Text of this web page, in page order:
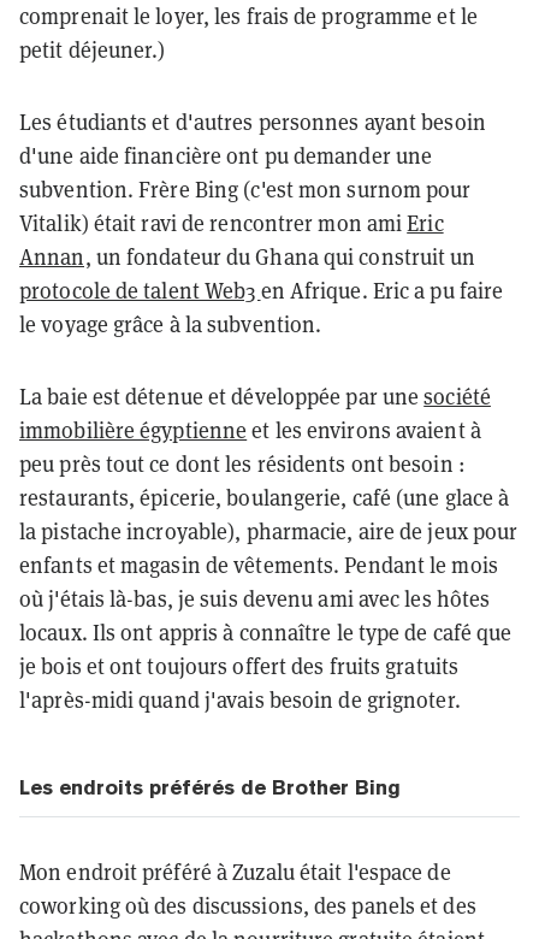
comprenait le loyer, les frais de programme et le
petit déjeuner.)
Les étudiants et d'autres personnes ayant besoin
d'une aide financière ont pu demander une
subvention. Frère Bing (c'est mon surnom pour
Vitalik) était ravi de rencontrer mon amiEric
Annan, un fondateur du Ghana qui construit un
protocole de talent Web3 en Afrique. Eric a pu faire
le voyage grâce à la subvention.
La baie est détenue et développée par unesociété
immobilière égyptienne et les environs avaient à
peu près tout ce dont les résidents ont besoin :
restaurants, épicerie, boulangerie, café (une glace à
la pistache incroyable), pharmacie, aire de jeux pour
enfants et magasin de vêtements. Pendant le mois
où j'étais là-bas, je suis devenu ami avec les hôtes
locaux. Ils ont appris à connaître le type de café que
je bois et ont toujours offert des fruits gratuits
l'après-midi quand j'avais besoin de grignoter.
Les endroits préférés de Brother Bing
Mon endroit préféré à Zuzalu était l'espace de
coworking où des discussions, des panels et des